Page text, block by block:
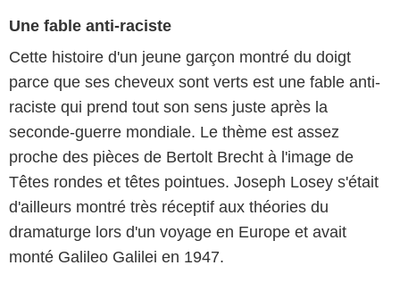
Une fable anti-raciste
Cette histoire d'un jeune garçon montré du doigt
parce que ses cheveux sont verts est une fable anti-
raciste qui prend tout son sens juste après la
seconde-guerre mondiale. Le thème est assez
proche des pièces de Bertolt Brecht à l'image de
Têtes rondes et têtes pointues. Joseph Losey s'était
d'ailleurs montré très réceptif aux théories du
dramaturge lors d'un voyage en Europe et avait
monté Galileo Galilei en 1947.